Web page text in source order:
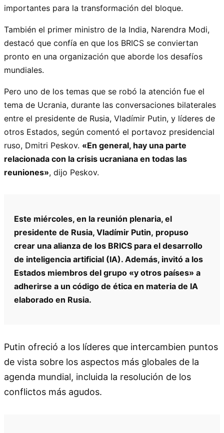
importantes para la transformación del bloque.
También el primer ministro de la India, Narendra Modi,
destacó que confía en que los BRICS se conviertan
pronto en una organización que aborde los desafíos
mundiales.
Pero uno de los temas que se robó la atención fue el
tema de Ucrania, durante las conversaciones bilaterales
entre el presidente de Rusia, Vladímir Putin, y líderes de
otros Estados, según comentó el portavoz presidencial
ruso, Dmitri Peskov. «En general, hay una parte
relacionada con la crisis ucraniana en todas las
reuniones», dijo Peskov.
Este miércoles, en la reunión plenaria, el
presidente de Rusia, Vladímir Putin, propuso
crear una alianza de los BRICS para el desarrollo
de inteligencia artificial (IA). Además, invitó a los
Estados miembros del grupo «y otros países» a
adherirse a un código de ética en materia de IA
elaborado en Rusia.
Putin ofreció a los líderes que intercambien puntos
de vista sobre los aspectos más globales de la
agenda mundial, incluida la resolución de los
conflictos más agudos.